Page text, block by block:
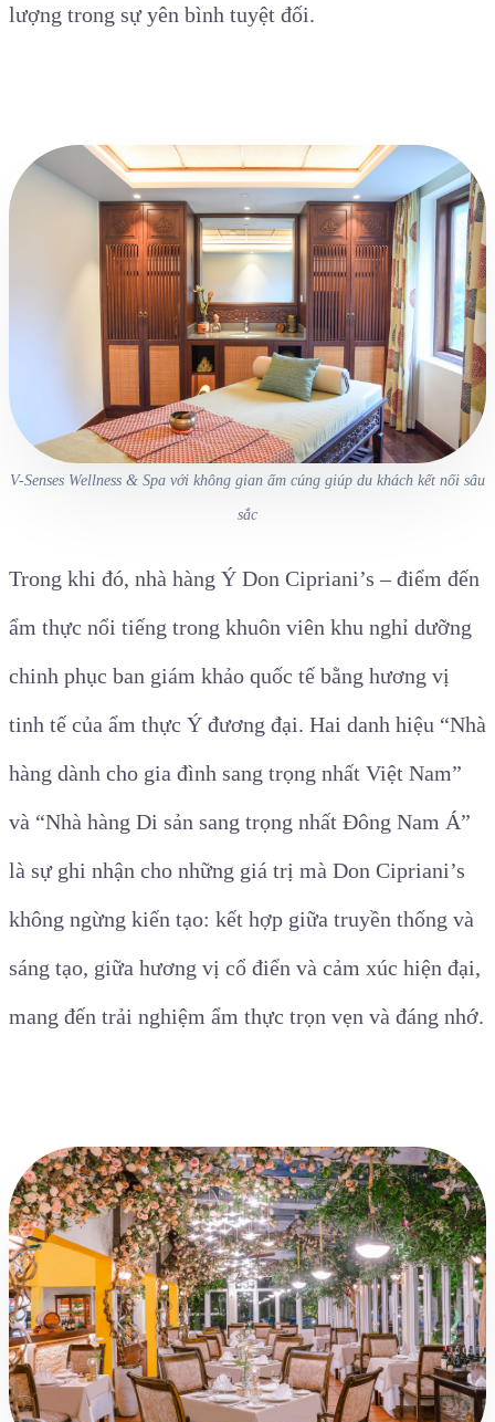
lượng trong sự yên bình tuyệt đối.
V-Senses Wellness & Spa với không gian ấm cúng giúp du khách kết nối sâu
sắc
Trong khi đó, nhà hàng Ý Don Cipriani’s – điểm đến
ẩm thực nổi tiếng trong khuôn viên khu nghỉ dưỡng
chinh phục ban giám khảo quốc tế bằng hương vị
tinh tế của ẩm thực Ý đương đại. Hai danh hiệu “Nhà
hàng dành cho gia đình sang trọng nhất Việt Nam”
và “Nhà hàng Di sản sang trọng nhất Đông Nam Á”
là sự ghi nhận cho những giá trị mà Don Cipriani’s
không ngừng kiến tạo: kết hợp giữa truyền thống và
sáng tạo, giữa hương vị cổ điển và cảm xúc hiện đại,
mang đến trải nghiệm ẩm thực trọn vẹn và đáng nhớ.